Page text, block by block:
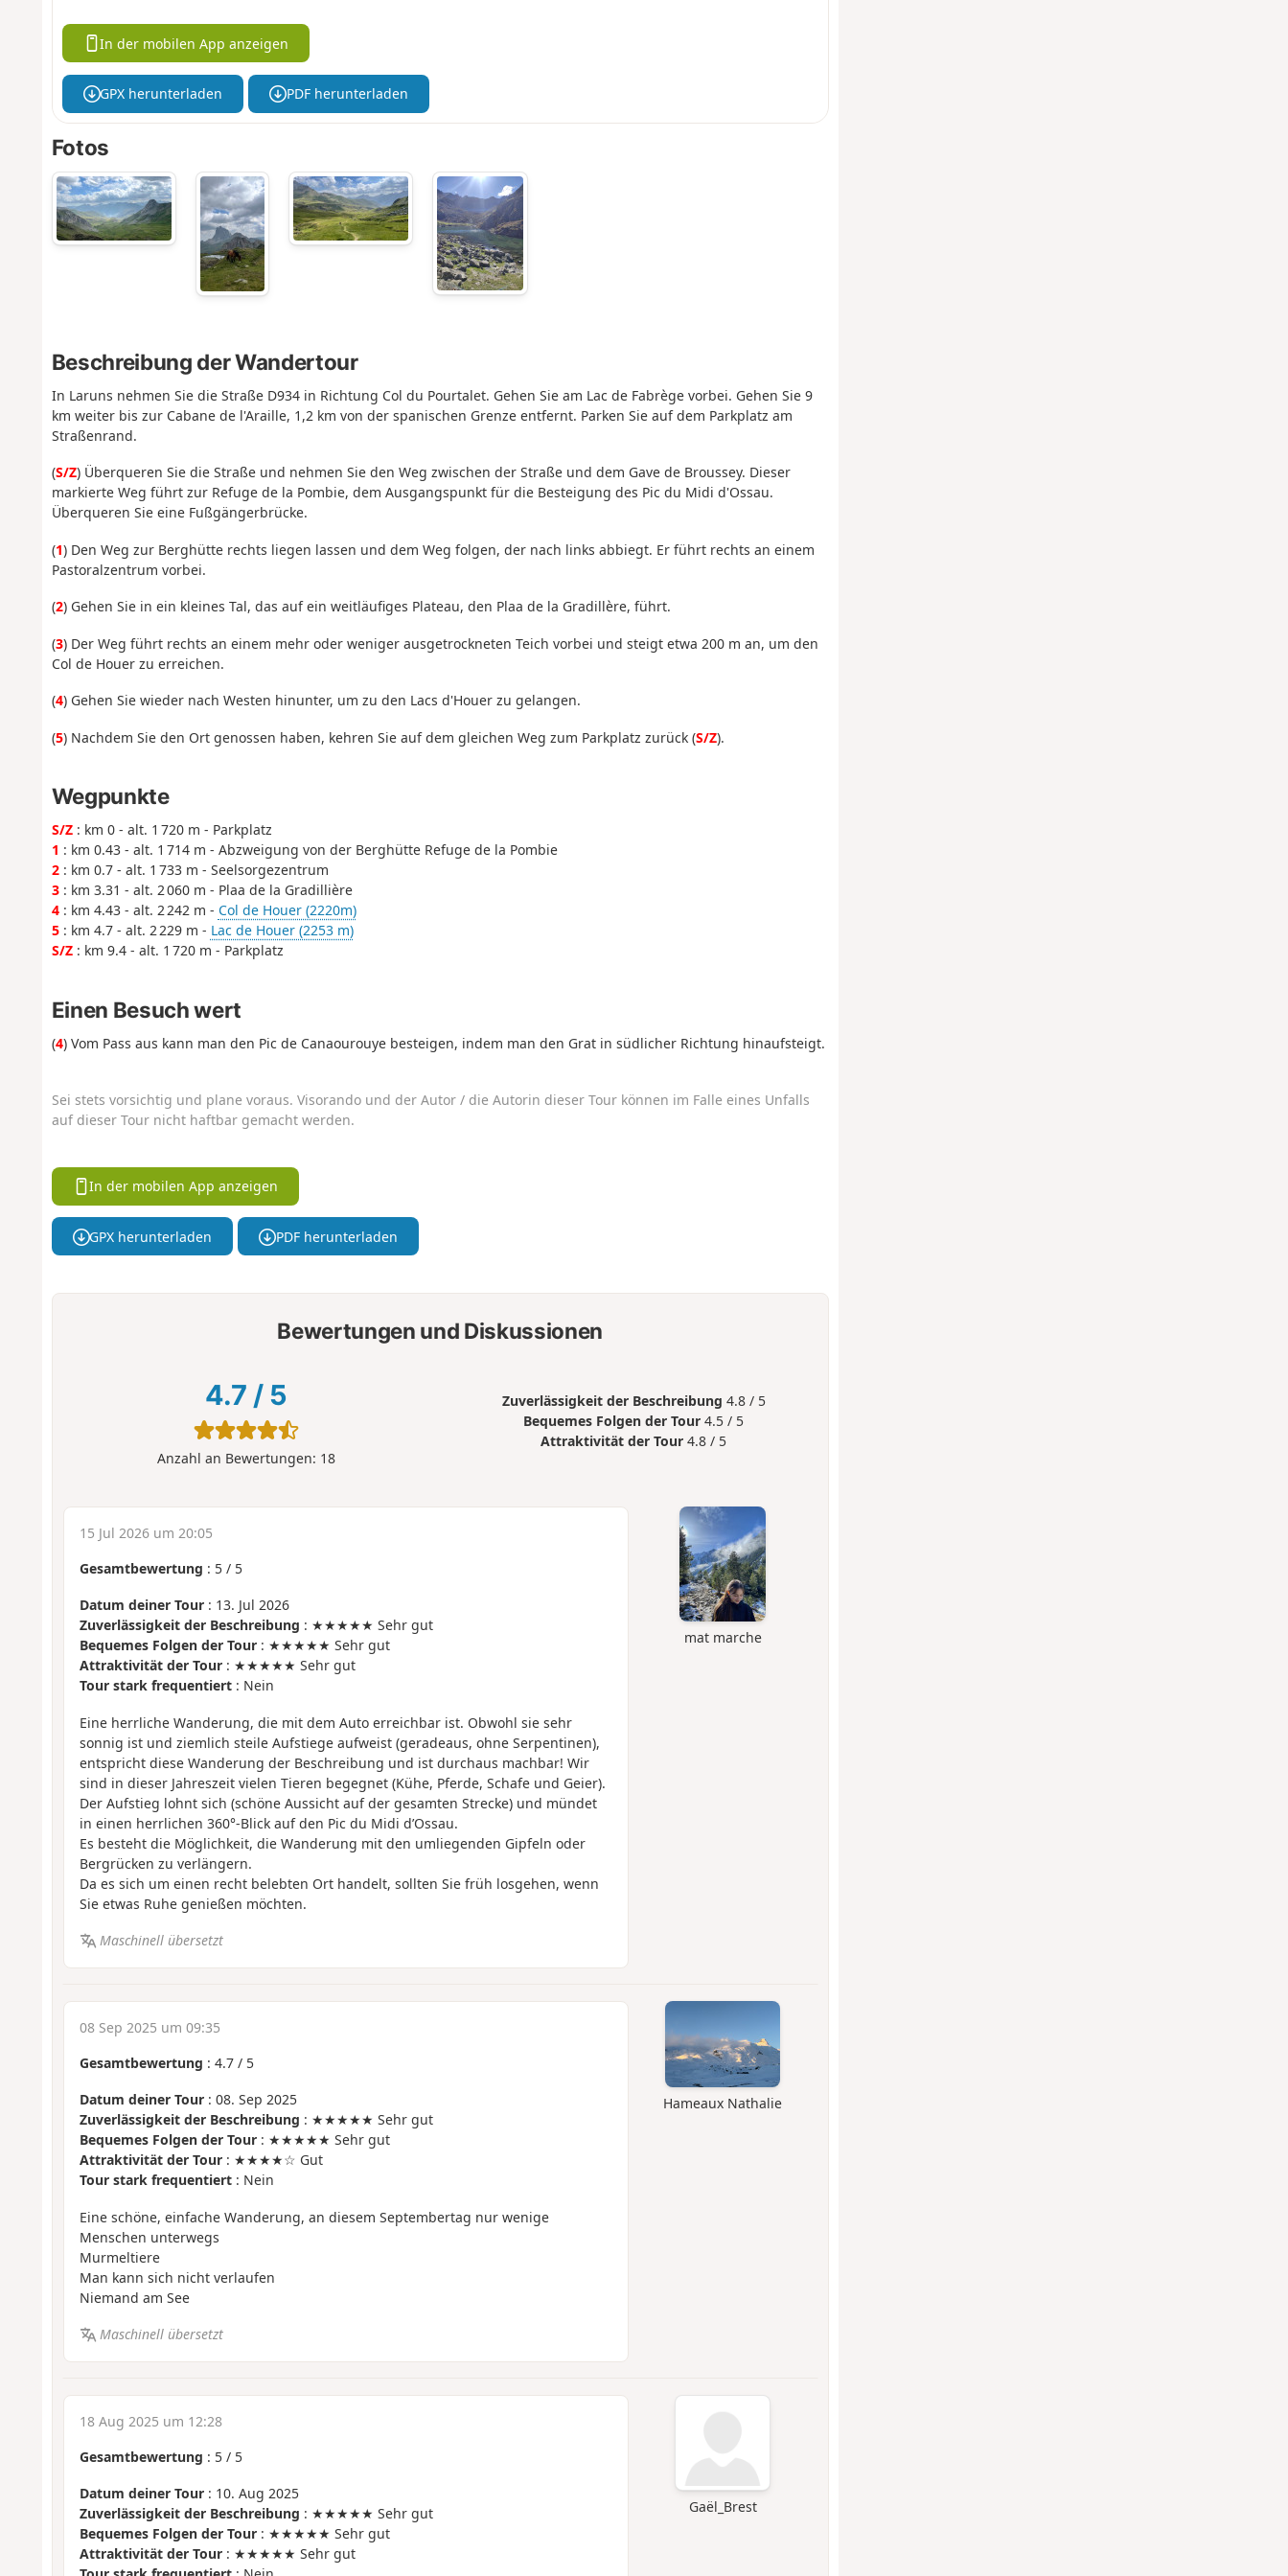
In der mobilen App anzeigen
GPX herunterladen PDF herunterladen
Fotos
Beschreibung der Wandertour
In Laruns nehmen Sie die Straße D934 in Richtung Col du Pourtalet. Gehen Sie am Lac de Fabrège vorbei. Gehen Sie 9
km weiter bis zur Cabane de l'Araille, 1,2 km von der spanischen Grenze entfernt. Parken Sie auf dem Parkplatz am
Straßenrand.
(S/Z) Überqueren Sie die Straße und nehmen Sie den Weg zwischen der Straße und dem Gave de Broussey. Dieser
markierte Weg führt zur Refuge de la Pombie, dem Ausgangspunkt für die Besteigung des Pic du Midi d'Ossau.
Überqueren Sie eine Fußgängerbrücke.
(1) Den Weg zur Berghütte rechts liegen lassen und dem Weg folgen, der nach links abbiegt. Er führt rechts an einem
Pastoralzentrum vorbei.
(2) Gehen Sie in ein kleines Tal, das auf ein weitläufiges Plateau, den Plaa de la Gradillère, führt.
(3) Der Weg führt rechts an einem mehr oder weniger ausgetrockneten Teich vorbei und steigt etwa 200 m an, um den
Col de Houer zu erreichen.
(4) Gehen Sie wieder nach Westen hinunter, um zu den Lacs d'Houer zu gelangen.
(5) Nachdem Sie den Ort genossen haben, kehren Sie auf dem gleichen Weg zum Parkplatz zurück (S/Z).
Wegpunkte
S/Z: km 0 - alt. 1 720 m - Parkplatz
1 : km 0.43 - alt. 1 714 m - Abzweigung von der Berghütte Refuge de la Pombie
2: km 0.7 - alt. 1 733 m - Seelsorgezentrum
3: km 3.31 - alt. 2 060 m - Plaa de la Gradillière
4: km 4.43 - alt. 2 242 m - Col de Houer (2220m)
5: km 4.7 - alt. 2 229 m - Lac de Houer (2253 m)
S/Z: km 9.4 - alt. 1 720 m - Parkplatz
Einen Besuch wert
(4) Vom Pass aus kann man den Pic de Canaourouye besteigen, indem man den Grat in südlicher Richtung hinaufsteigt.
Sei stets vorsichtig und plane voraus. Visorando und der Autor / die Autorin dieser Tour können im Falle eines Unfalls
auf dieser Tour nicht haftbar gemacht werden.
In der mobilen App anzeigen
GPX herunterladen PDF herunterladen
Bewertungen und Diskussionen
4.7 / 5
Anzahl an Bewertungen: 18
Zuverlässigkeit der Beschreibung 4.8 / 5
Bequemes Folgen der Tour 4.5 / 5
Attraktivität der Tour 4.8 / 5
mat marche
15 Jul 2026 um 20:05
Gesamtbewertung : 5/ 5
Datum deiner Tour: 13. Jul 2026
Zuverlässigkeit der Beschreibung : ★★★★★ Sehr gut
Bequemes Folgen der Tour: ★★★★★ Sehr gut
Attraktivität der Tour: ★★★★★ Sehr gut
Tour stark frequentiert: Nein
Eine herrliche Wanderung, die mit dem Auto erreichbar ist. Obwohl sie sehr
sonnig ist und ziemlich steile Aufstiege aufweist (geradeaus, ohne Serpentinen),
entspricht diese Wanderung der Beschreibung und ist durchaus machbar! Wir
sind in dieser Jahreszeit vielen Tieren begegnet (Kühe, Pferde, Schafe und Geier).
Der Aufstieg lohnt sich (schöne Aussicht auf der gesamten Strecke) und mündet
in einen herrlichen 360°-Blick auf den Pic du Midi d’Ossau.
Es besteht die Möglichkeit, die Wanderung mit den umliegenden Gipfeln oder
Bergrücken zu verlängern.
Da es sich um einen recht belebten Ort handelt, sollten Sie früh losgehen, wenn
Sie etwas Ruhe genießen möchten.
Maschinell übersetzt
Hameaux Nathalie
08 Sep 2025 um 09:35
Gesamtbewertung : 4.7/ 5
Datum deiner Tour: 08. Sep 2025
Zuverlässigkeit der Beschreibung : ★★★★★ Sehr gut
Bequemes Folgen der Tour: ★★★★★ Sehr gut
Attraktivität der Tour: ★★★★☆ Gut
Tour stark frequentiert: Nein
Eine schöne, einfache Wanderung, an diesem Septembertag nur wenige
Menschen unterwegs
Murmeltiere
Man kann sich nicht verlaufen
Niemand am See
Maschinell übersetzt
Gaël_Brest
18 Aug 2025 um 12:28
Gesamtbewertung : 5/ 5
Datum deiner Tour: 10. Aug 2025
Zuverlässigkeit der Beschreibung : ★★★★★ Sehr gut
Bequemes Folgen der Tour: ★★★★★ Sehr gut
Attraktivität der Tour: ★★★★★ Sehr gut